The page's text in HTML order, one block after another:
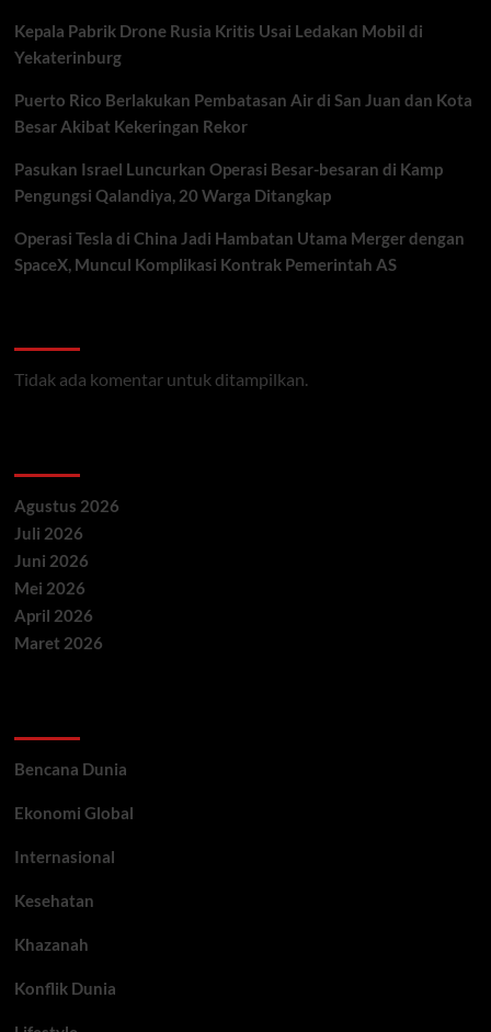
Kepala Pabrik Drone Rusia Kritis Usai Ledakan Mobil di
Yekaterinburg
Puerto Rico Berlakukan Pembatasan Air di San Juan dan Kota
Besar Akibat Kekeringan Rekor
Pasukan Israel Luncurkan Operasi Besar-besaran di Kamp
Pengungsi Qalandiya, 20 Warga Ditangkap
Operasi Tesla di China Jadi Hambatan Utama Merger dengan
SpaceX, Muncul Komplikasi Kontrak Pemerintah AS
Tidak ada komentar untuk ditampilkan.
Agustus 2026
Juli 2026
Juni 2026
Mei 2026
April 2026
Maret 2026
Bencana Dunia
Ekonomi Global
Internasional
Kesehatan
Khazanah
Konflik Dunia